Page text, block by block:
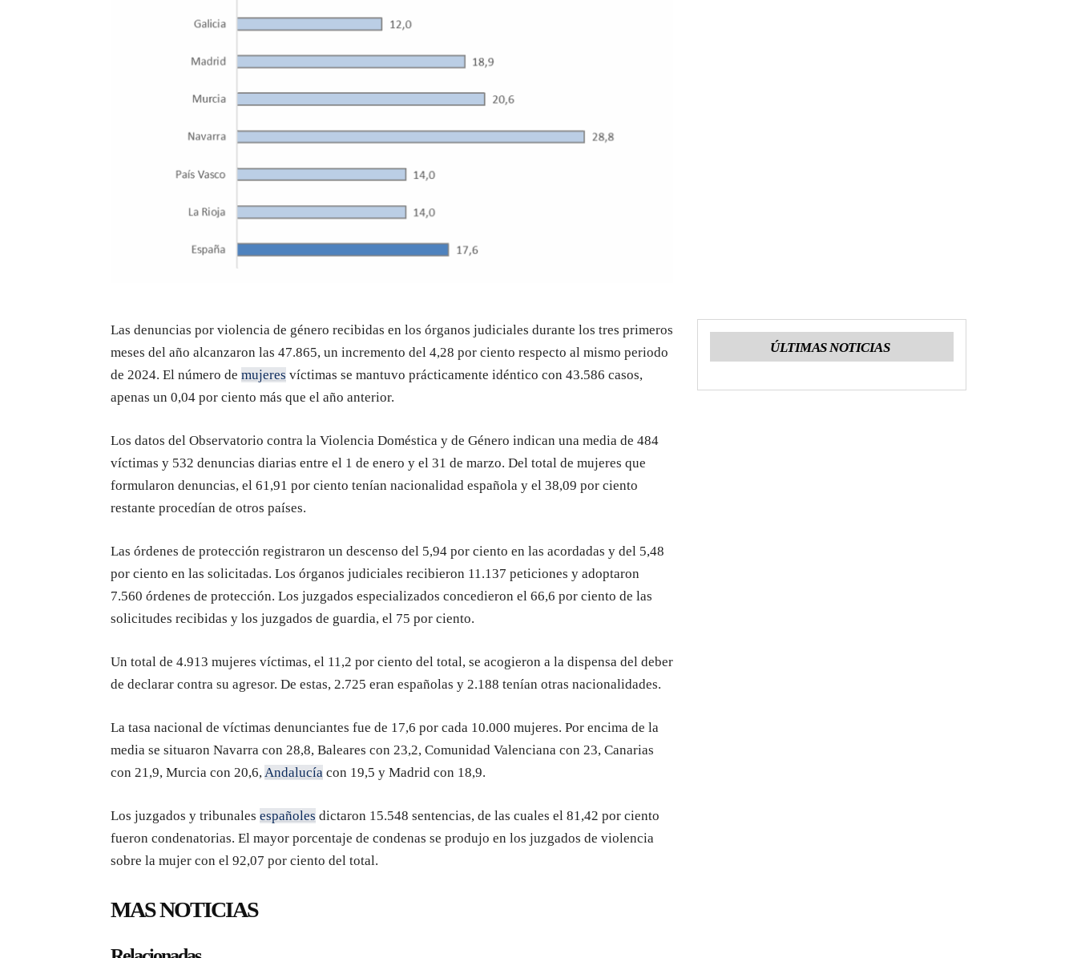
Las denuncias por violencia de género recibidas en los órganos judiciales durante los tres primeros
meses del año alcanzaron las 47.865, un incremento del 4,28 por ciento respecto al mismo periodo
de 2024. El número de mujeres víctimas se mantuvo prácticamente idéntico con 43.586 casos,
apenas un 0,04 por ciento más que el año anterior.
Los datos del Observatorio contra la Violencia Doméstica y de Género indican una media de 484
víctimas y 532 denuncias diarias entre el 1 de enero y el 31 de marzo. Del total de mujeres que
formularon denuncias, el 61,91 por ciento tenían nacionalidad española y el 38,09 por ciento
restante procedían de otros países.
Las órdenes de protección registraron un descenso del 5,94 por ciento en las acordadas y del 5,48
por ciento en las solicitadas. Los órganos judiciales recibieron 11.137 peticiones y adoptaron
7.560 órdenes de protección. Los juzgados especializados concedieron el 66,6 por ciento de las
solicitudes recibidas y los juzgados de guardia, el 75 por ciento.
Un total de 4.913 mujeres víctimas, el 11,2 por ciento del total, se acogieron a la dispensa del deber
de declarar contra su agresor. De estas, 2.725 eran españolas y 2.188 tenían otras nacionalidades.
La tasa nacional de víctimas denunciantes fue de 17,6 por cada 10.000 mujeres. Por encima de la
media se situaron Navarra con 28,8, Baleares con 23,2, Comunidad Valenciana con 23, Canarias
con 21,9, Murcia con 20,6,Andalucía con 19,5 y Madrid con 18,9.
Los juzgados y tribunales españoles dictaron 15.548 sentencias, de las cuales el 81,42 por ciento
fueron condenatorias. El mayor porcentaje de condenas se produjo en los juzgados de violencia
sobre la mujer con el 92,07 por ciento del total.
MAS NOTICIAS
ÚLTIMAS NOTICIAS